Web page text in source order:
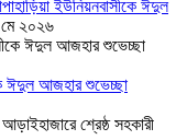
ইউনিয়নবাসীকে ঈদুল
২০২৬
ঈদুল আজহার শুভেচ্ছা